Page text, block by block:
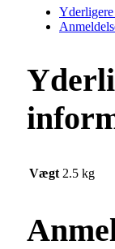
Vægt 2.5 kg